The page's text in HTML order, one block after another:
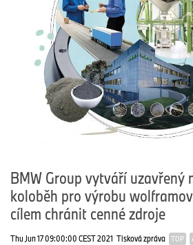
BMW Group vytváří uzavřený
koloběh pro výrobu
cílem chránit cenné zdroje
Thu Jun 17 09:00:00 CEST 2021 Tisková zpráva TOP